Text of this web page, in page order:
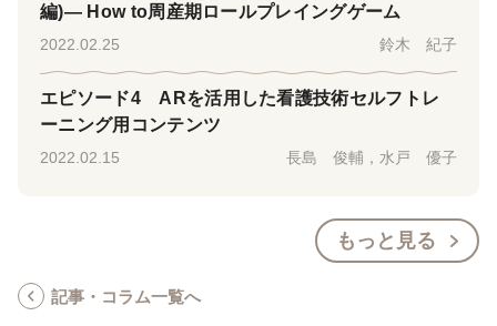
編)― How to周産期ロールプレイングゲーム
2022.02.25 鈴木 紀子
エピソード4 ARを活用した看護技術セルフトレ
ーニング用コンテンツ
2022.02.15 長島 俊輔，水戸 優子
もっと見る
記事・コラム一覧へ